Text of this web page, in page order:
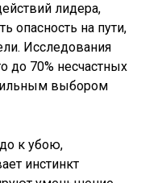
лидера,
опасность на пути,
Исследования
до 70% несчастных
выбором
к убою,
инстинкт